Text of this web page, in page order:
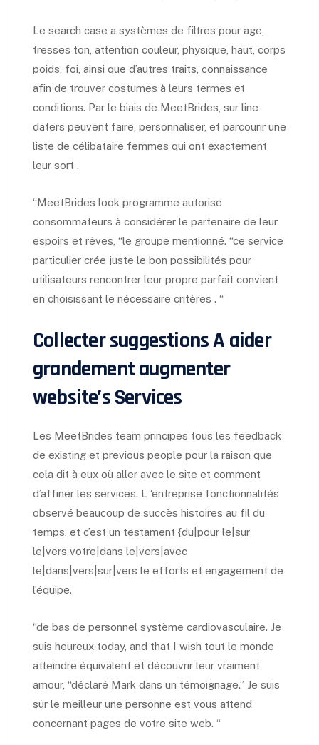
Le search case a systèmes de filtres pour age,
tresses ton, attention couleur, physique, haut, corps
poids, foi, ainsi que d’autres traits, connaissance
afin de trouver costumes à leurs termes et
conditions. Par le biais de MeetBrides, sur line
daters peuvent faire, personnaliser, et parcourir une
liste de célibataire femmes qui ont exactement
leur sort .
“MeetBrides look programme autorise
consommateurs à considérer le partenaire de leur
espoirs et rêves, “le groupe mentionné. “ce service
particulier crée juste le bon possibilités pour
utilisateurs rencontrer leur propre parfait convient
en choisissant le nécessaire critères . “
Collecter suggestions A aider
grandement augmenter
website’s Services
Les MeetBrides team principes tous les feedback
de existing et previous people pour la raison que
cela dit à eux où aller avec le site et comment
d’affiner les services. L ‘entreprise fonctionnalités
observé beaucoup de succès histoires au fil du
temps, et c’est un testament {du|pour le|sur
le|vers votre|dans le|vers|avec
le|dans|vers|sur|vers le efforts et engagement de
l’équipe.
“de bas de personnel système cardiovasculaire. Je
suis heureux today, and that I wish tout le monde
atteindre équivalent et découvrir leur vraiment
amour, “déclaré Mark dans un témoignage.” Je suis
sûr le meilleur une personne est vous attend
concernant pages de votre site web. “